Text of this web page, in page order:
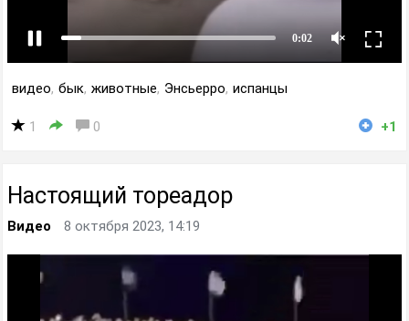
видео, бык, животные, Энсьерро, испанцы
1 0 +1
Настоящий тореадор
Видео 8 октября 2023, 14:19